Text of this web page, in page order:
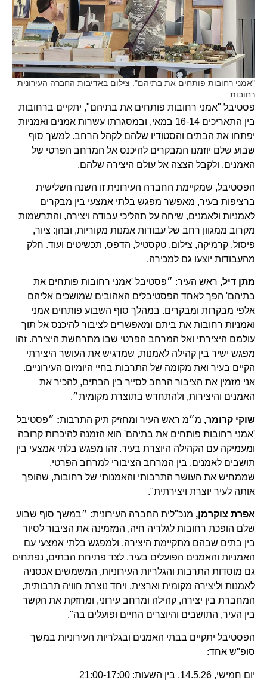
"אמני רחובות פותחים את בתיהם". צילום באדיבות החברה העירונית
רחובות
פסטיבל "אמני רחובות פותחים את בתיהם", יתקיים ברחובות
בין התאריכים 16-14 במאי, ובמסגרתו עשרות אמנים ואמניות
יפתחו את הבתים והסטודיו שלהם לקהל הרחב. למשך סוף
שבוע שלם יוזמנו המבקרים להיכנס אל המרחב הפרטי של
האמנים, ולקבל הצצה אל עולם היצירה שלהם.
הפסטיבל, שמקיימת החברה העירונית זו השנה השלישית
ברציפות בעיר, מאפשר מפגש בלתי אמצעי בין מבקרים
לאמניות ולאמנים, שיחה על תהליכי עבודה ויצירה, והתרשמות
מקרוב ממגוון רחב של עבודות אמנות מקוריות, ובהן: ציור,
פיסול, קרמיקה, צילום, טקסטיל, הדפס, תכשיטים ועוד. חלק
מהעבודות יוצעו גם למכירה.
מתן דיל, ראש העיר: ״פסטיבל 'אמני רחובות פותחים את
בתיהם' הפך לאחד הפסטיבלים האהובים שמושכים אליהם
אלפי מבקרות ומבקרים. במהלך סוף השבוע פותחים אמני
ואמניות רחובות את ביתם ומאפשרים לציבור להיכנס אל תוך
עולמם היצירתי ואל המרחב הפרטי שבו מתרחשת היצירה. זהו
מפגש ישיר בין קהילה לאמנות, שמדגיש את העושר היצירתי
הקיים בעיר ואת מקומה של התרבות בחיי היומיום העירוניים.
אני מזמין את הציבור הרחב לסייר בין הבתים, להכיר את
האמנים והיצירות, ולהתחדש בתוצרת מקומית״.
שוקי קרומר, מ״מ ראש העיר ומחזיק תיק התרבות: ״פסטיבל
'אמני רחובות פותחים את בתיהם' הוא הזמנה להיכרות קרובה
ומעמיקה עם הקהילה היוצרת בעיר. זהו מפגש בלתי אמצעי בין
תושבים לאמנים, בין המרחב הציבורי למרחב הפרטי,
שממחיש את העושר התרבותי והאמנותי של רחובות, שהופך
אותה לעיר יוצרת ויצירתית".
אפרת צוקרמן, מנכ"לית החברה העירונית: ״במשך סוף שבוע
שלם הופכת רחובות לגלריה חיה, המזמינה את הציבור לסיור
בין בתים שבהם מתקיימת היצירה, ולמפגש בלתי אמצעי עם
האמניות והאמנים הפועלים בעיר. לצד פתיחת הבתים, נפתחים
גם מוסדות התרבות והגלריות העירוניות, המשמשים אכסניה
לאמנות וליצירה מקומית וארצית, ויחד נוצרת חוויה תרבותית,
המחברת בין יצירה, קהילה ומרחב עירוני, ומחזקת את הקשר
בין העיר, התושבים והיוצרים החיים ופועלים בה".
הפסטיבל יתקיים בבתי האמנים ובגלריות העירוניות במשך
סופ"ש אחד:
יום חמישי, 14.5.26, בין השעות: 21:00-17:00